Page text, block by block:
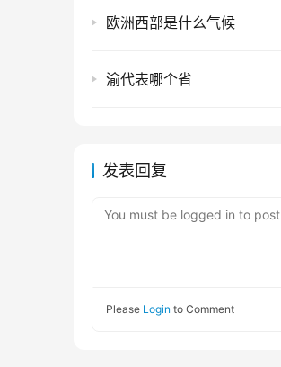
欧洲西部是什么气候
渝代表哪个省
发表回复
You must be logged in to
Please Login to Comment